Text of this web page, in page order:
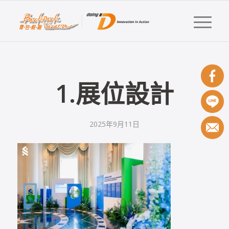
1.展位設計
2025年9月11日